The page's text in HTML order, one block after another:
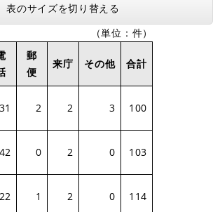
表のサイズを切り替える
（単位：件）
郵
便
来庁 その他 合計
31 2 2 3 100
42 0 2 0 103
22 1 2 0 114